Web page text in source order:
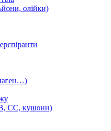
олійки)
CC, кушони)